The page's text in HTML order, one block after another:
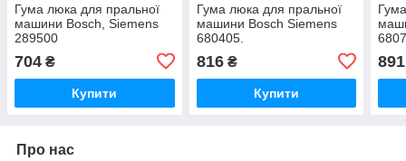
Гума люка для пральної
машини Bosch, Siemens
289500
704 ₴
Купити
Гума люка для пральної
машини Bosch Siemens
680405.
816₴
Купити
891
Про нас